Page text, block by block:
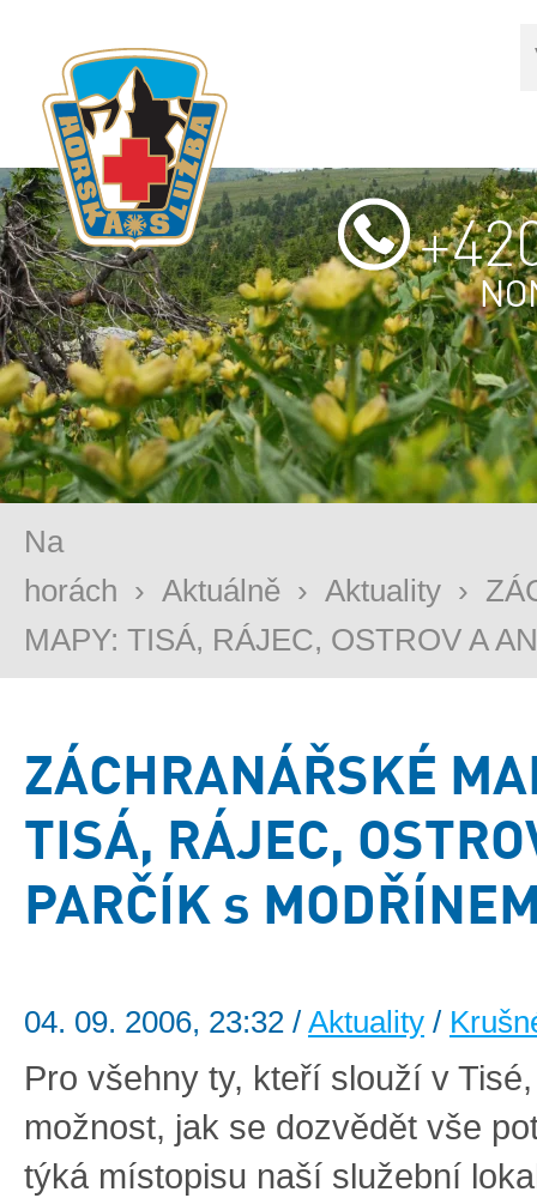
Na
horách › Aktuálně › Aktuality ›
MAPY: TISÁ, RÁJEC, OSTROV A
ZÁCHRANÁŘSKÉ
TISÁ, RÁJEC,
PARČÍK s
04. 09. 2006, 23:32 / Aktuality /
Pro všehny ty, kteří slouží v
možnost, jak se dozvědět vše
týká místopisu naší služební